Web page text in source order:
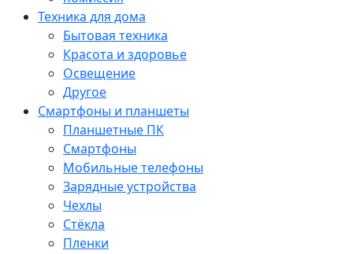
Техника для дома
Бытовая техника
Красота и здоровье
Освещение
Другое
Смартфоны и планшеты
Планшетные ПК
Смартфоны
Мобильные телефоны
Зарядные устройства
Чехлы
Стёкла
Пленки